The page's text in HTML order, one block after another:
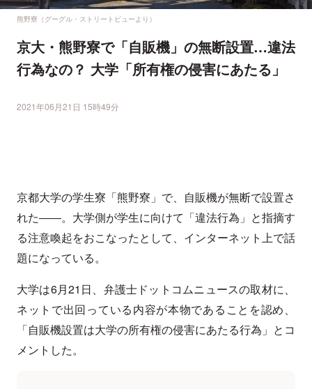
熊野寮（グーグル・ストリートビューより）
京大・熊野寮で「自販機」の無断設置…違法
行為なの？ 大学「所有権の侵害にあたる」
2021年06月21日 15時49分
京都大学の学生寮「熊野寮」で、自販機が無断で設置さ
れた――。大学側が学生に向けて「違法行為」と指摘す
る注意喚起をおこなったとして、インターネット上で話
題になっている。
大学は6月21日、弁護士ドットコムニュースの取材に、
ネットで出回っている内容が本物であることを認め、
「自販機設置は大学の所有権の侵害にあたる行為」とコ
メントした。